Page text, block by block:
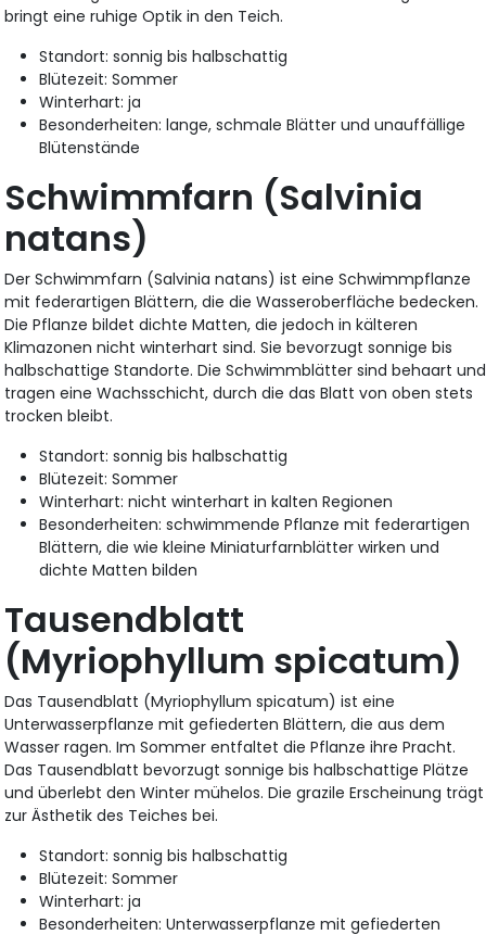
bringt eine ruhige Optik in den Teich.
Standort: sonnig bis halbschattig
Blütezeit: Sommer
Winterhart: ja
Besonderheiten: lange, schmale Blätter und unauffällige
Blütenstände
Schwimmfarn (Salvinia
natans)
Der Schwimmfarn (Salvinia natans) ist eine Schwimmpflanze
mit federartigen Blättern, die die Wasseroberfläche bedecken.
Die Pflanze bildet dichte Matten, die jedoch in kälteren
Klimazonen nicht winterhart sind. Sie bevorzugt sonnige bis
halbschattige Standorte. Die Schwimmblätter sind behaart und
tragen eine Wachsschicht, durch die das Blatt von oben stets
trocken bleibt.
Standort: sonnig bis halbschattig
Blütezeit: Sommer
Winterhart: nicht winterhart in kalten Regionen
Besonderheiten: schwimmende Pflanze mit federartigen
Blättern, die wie kleine Miniaturfarnblätter wirken und
dichte Matten bilden
Tausendblatt
(Myriophyllum spicatum)
Das Tausendblatt (Myriophyllum spicatum) ist eine
Unterwasserpflanze mit gefiederten Blättern, die aus dem
Wasser ragen. Im Sommer entfaltet die Pflanze ihre Pracht.
Das Tausendblatt bevorzugt sonnige bis halbschattige Plätze
und überlebt den Winter mühelos. Die grazile Erscheinung trägt
zur Ästhetik des Teiches bei.
Standort: sonnig bis halbschattig
Blütezeit: Sommer
Winterhart: ja
Besonderheiten: Unterwasserpflanze mit gefiederten